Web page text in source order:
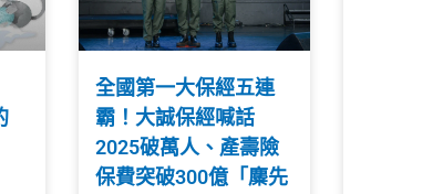
全國第一大保經五連
霸！大誠保經喊話
2025破萬人、產壽險
保費突破300億「麋先